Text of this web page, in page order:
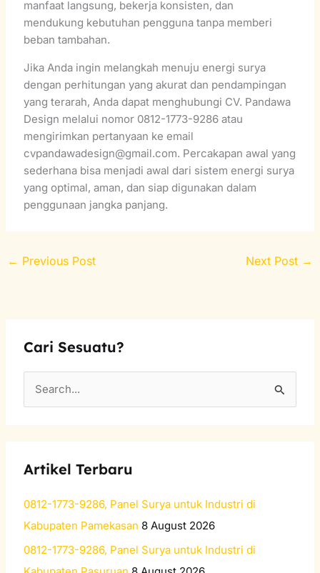
manfaat langsung, bekerja konsisten, dan
mendukung kebutuhan pengguna tanpa memberi
beban tambahan.
Jika Anda ingin melangkah menuju energi surya
dengan perhitungan yang akurat dan pendampingan
yang terarah, Anda dapat menghubungi CV. Pandawa
Design melalui nomor 0812-1773-9286 atau
mengirimkan pertanyaan ke email
cvpandawadesign@gmail.com. Percakapan awal yang
sederhana bisa menjadi awal dari sistem energi surya
yang optimal, aman, dan siap digunakan dalam
penggunaan jangka panjang.
← Previous Post Next Post →
Cari Sesuatu?
c
h
f
Artikel Terbaru
0812-1773-9286, Panel Surya untuk Industri di
Kabupaten Pamekasan 8 August 2026
0812-1773-9286, Panel Surya untuk Industri di